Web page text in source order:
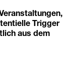
Trigger
aus dem